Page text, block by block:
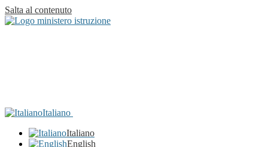
Salta al contenuto
Italiano
Italiano
English